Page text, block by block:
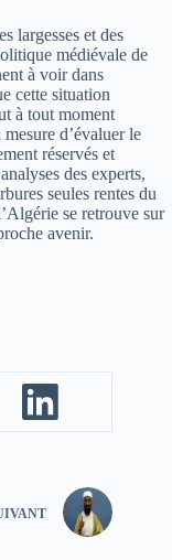
largesses et des
médiévale de
à voir dans
cette situation
à tout moment
d’évaluer le
réservés et
des experts,
seules rentes du
se retrouve sur
avenir.